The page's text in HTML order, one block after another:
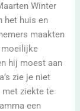
Winter
het huis en
maakten
moeilijke
hij moest aan
zie je niet
met ziekte te
een